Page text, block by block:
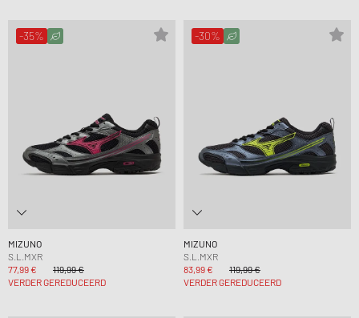
-35%
MIZUNO
S.L.MXR
77,99 €
119,99 €
VERDER GEREDUCEERD
-30%
MIZUNO
S.L.MXR
83,99 €
119,99 €
VERDER GEREDUCEERD